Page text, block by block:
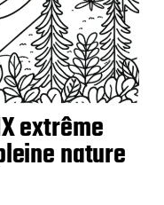
extrême
nature